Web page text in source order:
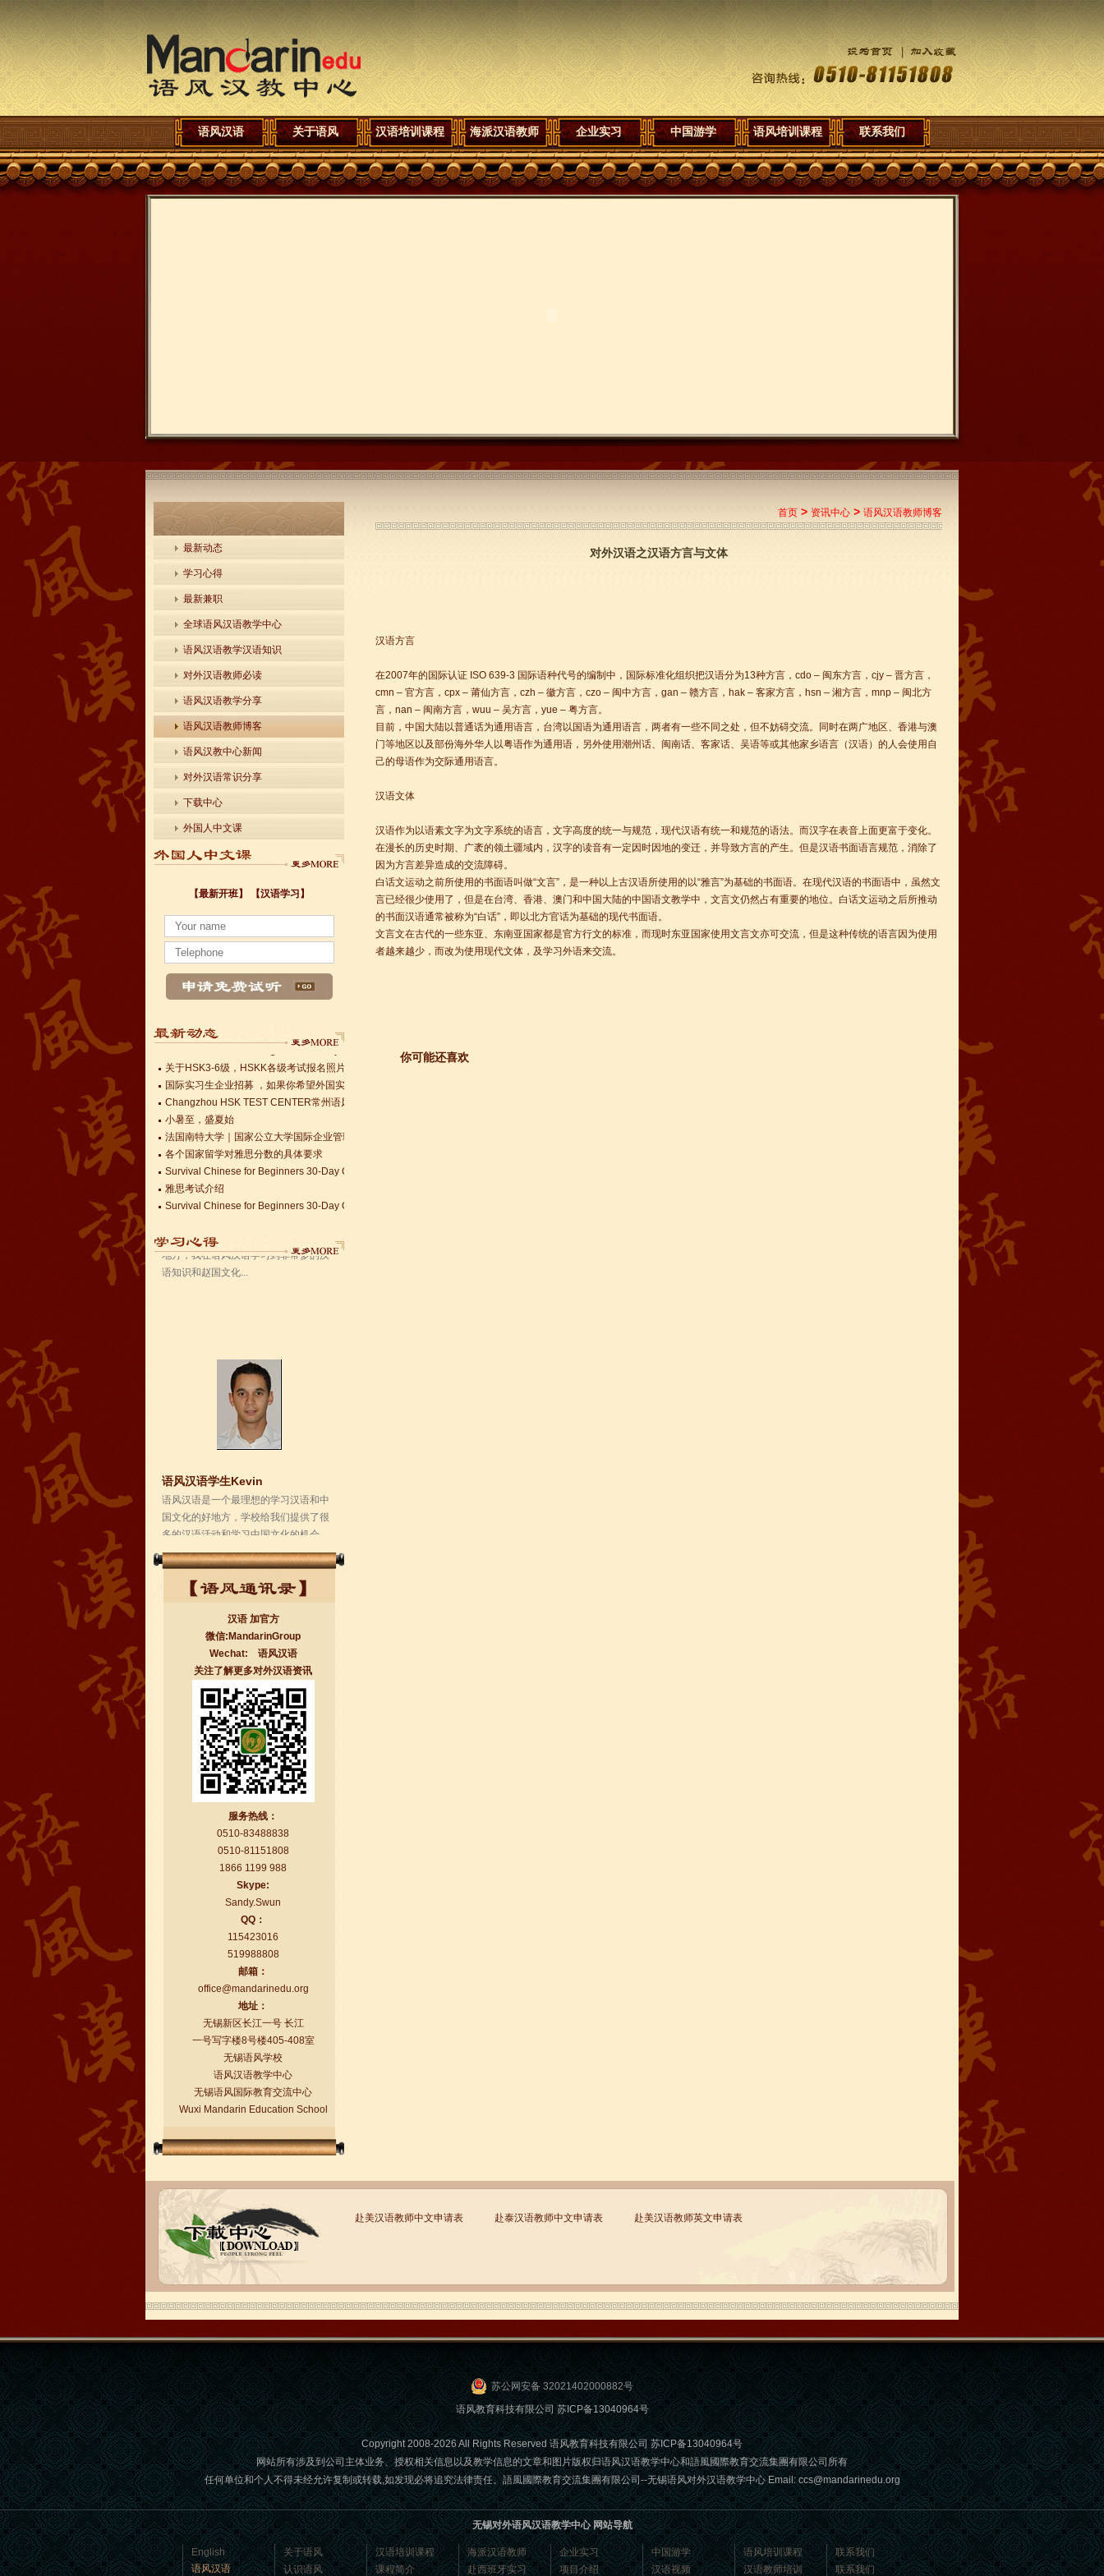
语风汉语 关于语风 汉语培训课程 海派汉语教师 企业实习 中国游学 语风培训课程 联系我们
最新动态
学习心得
最新兼职
全球语风汉语教学中心
语风汉语教学汉语知识
对外汉语教师必读
语风汉语教学分享
语风汉语教师博客
语风汉教中心新闻
对外汉语常识分享
下载中心
外国人中文课
【最新开班】 【汉语学习】
小暑至，盛夏始
法国南特大学｜国家公立大学国际企业管理硕士 + 跨文化职场通行证，2025 招生开启
各个国家留学对雅思分数的具体要求
Survival Chinese for Beginners 30-Day Challenge day 3
雅思考试介绍
Survival Chinese for Beginners 30-Day Challenge day 1
国际实习生企业招募 ，如果你希望外国实习生到你的公司工作，请联系我们
Changzhou HSK TEST CENTER常州语风HSK考点正式对外开考了，常州的考生可以在自己家门口参加汉语考试了
小暑至，盛夏始
法国南特大学｜国家公立大学国际企业管理硕士 + 跨文化职场通行证，2025 招生开启
各个国家留学对雅思分数的具体要求
Survival Chinese for Beginners 30-Day Challenge day 3
雅思考试介绍
Survival Chinese for Beginners 30-Day Challenge day 2
Survival Chinese for Beginners 30-Day Challenge day 1
国际实习生企业招募 ，如果你希望外国实习生到你的公司工作，请联系我们
Changzhou HSK TEST CENTER常州语风HSK考点正式对外开考了，常州的考生可以在自己家门口参加汉语考试了
语风汉语无锡校 Zack
我叫Zack,我是法国人，无锡语风汉教中
心是一个学习中国文化和对外汉语的好
地方，我在语风汉语学习到非常多的汉
语知识和赵国文化...
语风汉语学生Kevin
语风汉语是一个最理想的学习汉语和中
国文化的好地方，学校给我们提供了很
学校的环境是...
无锡语风汉语学校Jessie
我学习汉语已经八年了,我能听明白别人
说汉语,但是我自己说汉语却觉得说不出
口。我现在在语风汉语无锡校学习，每
天我都学习中国文化...
语风汉语学生Florent
我非常喜欢无锡语风汉语学校，这里真
的有最简单的汉语学习方法，我学习汉
语的速度比我原来打算的快得多。我的
汉语老师们都非常可...
语风汉语学生Brad
我叫Brad,我是澳大利亚人，我在语风
汉语学校学习汉语。我现在可以独立和
我的中国朋友说很流利的汉语。谢谢语
风汉语...
语风汉语学生Jennifer
我叫Jennifer，我非常喜欢在语风汉语无
锡校学习汉语，这是一个非常好的学习
汉语和交朋友的好地方。 ...
汉语 加官方
微信:MandarinGroup
Wechat: 语风汉语
关注了解更多对外汉语资讯
服务热线：
0510-83488838
0510-81151808
1866 1199 988
Skype:
Sandy.Swun
QQ：
115423016
519988808
邮箱：
office@mandarinedu.org
地址：
无锡新区长江一号 长江
一号写字楼8号楼405-408室
无锡语风学校
语风汉语教学中心
无锡语风国际教育交流中心
Wuxi Mandarin Education School
首页 > 资讯中心 > 语风汉语教师博客
对外汉语之汉语方言与文体
汉语方言
在2007年的国际认证 ISO 639-3 国际语种代号的编制中，国际标准化组织把汉语分为13种方言，cdo – 闽东方言，cjy – 晋方言，
cmn – 官方言，cpx – 莆仙方言，czh – 徽方言，czo – 闽中方言，gan – 赣方言，hak – 客家方言，hsn – 湘方言，mnp – 闽北方
言，nan – 闽南方言，wuu – 吴方言，yue – 粤方言。
目前，中国大陆以普通话为通用语言，台湾以国语为通用语言，两者有一些不同之处，但不妨碍交流。同时在两广地区、香港与澳
门等地区以及部份海外华人以粤语作为通用语，另外使用潮州话、闽南话、客家话、吴语等或其他家乡语言（汉语）的人会使用自
己的母语作为交际通用语言。
汉语文体
汉语作为以语素文字为文字系统的语言，文字高度的统一与规范，现代汉语有统一和规范的语法。而汉字在表音上面更富于变化。
在漫长的历史时期、广袤的领土疆域内，汉字的读音有一定因时因地的变迁，并导致方言的产生。但是汉语书面语言规范，消除了
因为方言差异造成的交流障碍。
白话文运动之前所使用的书面语叫做“文言”，是一种以上古汉语所使用的以“雅言”为基础的书面语。在现代汉语的书面语中，虽然文
言已经很少使用了，但是在台湾、香港、澳门和中国大陆的中国语文教学中，文言文仍然占有重要的地位。白话文运动之后所推动
的书面汉语通常被称为“白话”，即以北方官话为基础的现代书面语。
文言文在古代的一些东亚、东南亚国家都是官方行文的标准，而现时东亚国家使用文言文亦可交流，但是这种传统的语言因为使用
者越来越少，而改为使用现代文体，及学习外语来交流。
你可能还喜欢
赴美汉语教师中文申请表 赴泰汉语教师中文申请表 赴美汉语教师英文申请表
苏公网安备 32021402000882号
语风教育科技有限公司苏ICP备13040964号
Copyright 2008-2026 All Rights Reserved 语风教育科技有限公司苏ICP备13040964号
网站所有涉及到公司主体业务、授权相关信息以及教学信息的文章和图片版权归语风汉语教学中心和語風國際教育交流集團有限公司所有
任何单位和个人不得未经允许复制或转载,如发现必将追究法律责任。語風國際教育交流集團有限公司--无锡语风对外汉语教学中心 Email: ccs@mandarinedu.org
无锡对外语风汉语教学中心 网站导航
English
语风汉语
关于语风
认识语风
汉语培训课程
课程简介
海派汉语教师
赴西班牙实习
企业实习
项目介绍
中国游学
汉语视频
语风培训课程
汉语教师培训
联系我们
联系我们